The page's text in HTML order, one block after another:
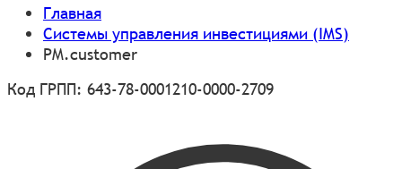
Главная
Системы управления инвестициями (IMS)
PM.customer
Код ГРПП: 643-78-0001210-0000-2709